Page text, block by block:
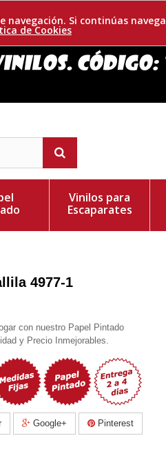
Si continúas
de Cookies
Vinilos para
Escaparates
4977-1
con nuestro Papel Pintado
y Precio Inmejorables.
Google+ Pinterest